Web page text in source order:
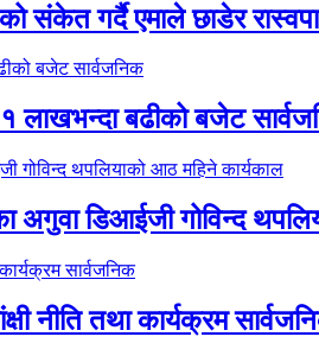
संकेत गर्दै एमाले छाडेर
लाखभन्दा बढीको बजेट
अगुवा डिआईजी गोविन्द
नीति तथा कार्यक्रम